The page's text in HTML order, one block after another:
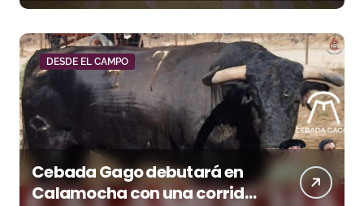
DESDE EL CAMPO
Cebada Gago debutará en
Calamocha con una corrida